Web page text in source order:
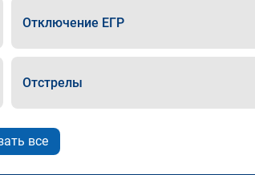
Отключение ЕГР
Отстрелы
все